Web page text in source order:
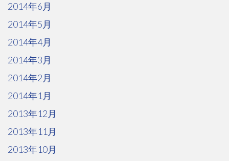
2014年6月
2014年5月
2014年4月
2014年3月
2014年2月
2014年1月
2013年12月
2013年11月
2013年10月